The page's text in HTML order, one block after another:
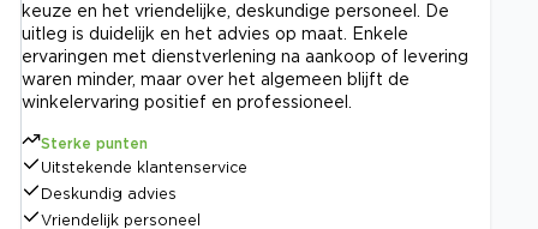
keuze en het vriendelijke, deskundige personeel. De
uitleg is duidelijk en het advies op maat. Enkele
ervaringen met dienstverlening na aankoop of levering
waren minder, maar over het algemeen blijft de
winkelervaring positief en professioneel.
Sterke punten
Uitstekende klantenservice
Deskundig advies
Vriendelijk personeel